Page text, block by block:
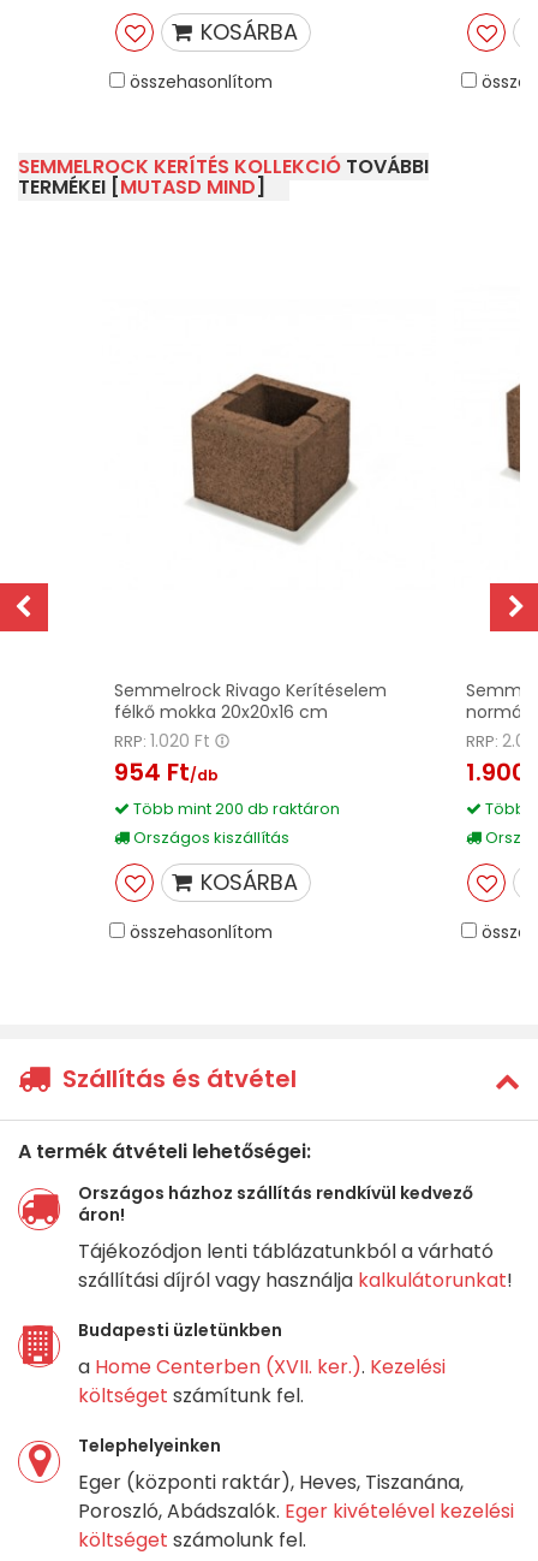
KOSÁRBA
összehasonlítom
SEMMELROCK KERÍTÉS KOLLEKCIÓ TOVÁBBI
TERMÉKEI [MUTASD MIND]
Semmelrock Rivago Kerítéselem
félkő mokka 20x20x16 cm
RRP: 1.020 Ft
954 Ft/db
Több mint 200 db raktáron
Országos kiszállítás
KOSÁRBA
összehasonlítom
RRP:
1.900
Több
Szállítás és átvétel
A termék átvételi lehetőségei:
Országos házhoz szállítás rendkívül kedvező
áron!
Tájékozódjon lenti táblázatunkból a várható
szállítási díjról vagy használja kalkulátorunkat!
Budapesti üzletünkben
a Home Centerben (XVII. ker.). Kezelési
költséget számítunk fel.
Telephelyeinken
Eger (központi raktár), Heves, Tiszanána,
Poroszló, Abádszalók. Eger kivételével kezelési
költséget számolunk fel.